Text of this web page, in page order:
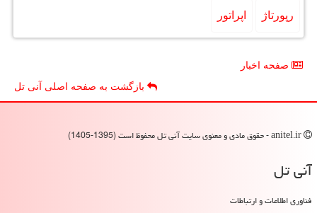
رپورتاژ اپراتور
صفحه اخبار
بازگشت به صفحه اصلی آنی تل
آنی تل
فناوری اطلاعات و ارتباطات